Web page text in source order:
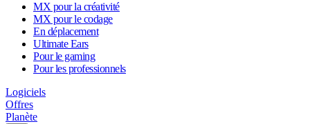
MX pour la créativité
MX pour le codage
En déplacement
Ultimate Ears
Pour le gaming
Pour les professionnels
Logiciels
Offres
Planète